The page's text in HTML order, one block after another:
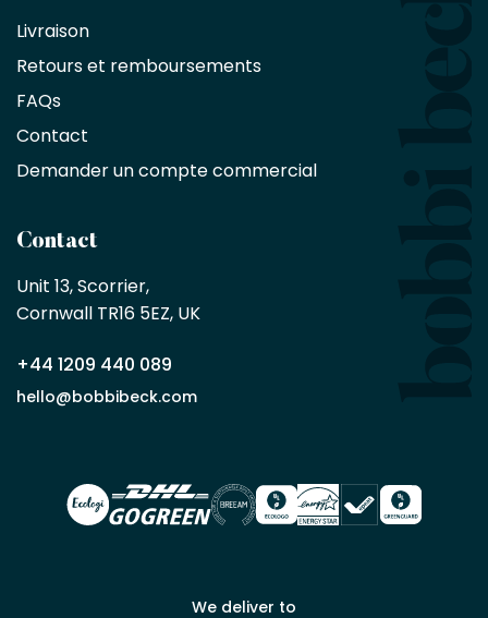
d'une
exclusive
de
%
sur
sans
minimum
en
partenaire
commercial
Demander
un compte
Livraison
Retours et remboursements
FAQs
Contact
Demander un compte commercial
Contact
Unit 13, Scorrier,
Cornwall TR16 5EZ, UK
+44 1209 440 089
hello@bobbibeck.com
We deliver to